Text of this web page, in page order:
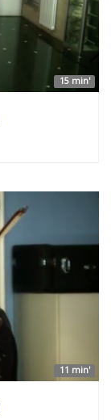
15 min'
11 min'